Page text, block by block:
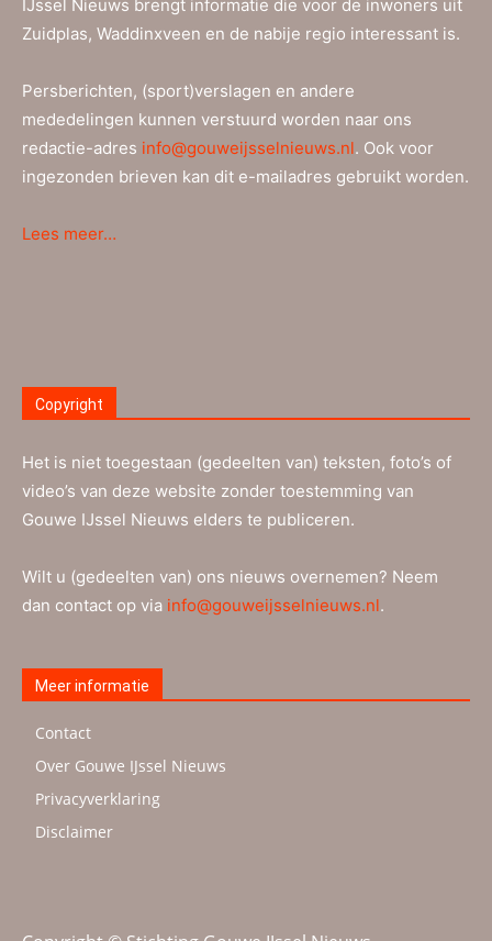
IJssel Nieuws brengt informatie die voor de inwoners uit
Zuidplas, Waddinxveen en de nabije regio interessant is.
Persberichten, (sport)verslagen en andere
mededelingen kunnen verstuurd worden naar ons
redactie-adres info@gouweijsselnieuws.nl. Ook voor
ingezonden brieven kan dit e-mailadres gebruikt worden.
Lees meer…
Copyright
Het is niet toegestaan (gedeelten van) teksten, foto’s of
video’s van deze website zonder toestemming van
Gouwe IJssel Nieuws elders te publiceren.
Wilt u (gedeelten van) ons nieuws overnemen? Neem
dan contact op via info@gouweijsselnieuws.nl.
Meer informatie
Contact
Over Gouwe IJssel Nieuws
Privacyverklaring
Disclaimer